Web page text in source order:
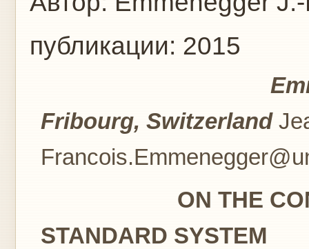
публикации: 2015
Fribourg, Switzerland
ON THE
STANDARD SYSTEM